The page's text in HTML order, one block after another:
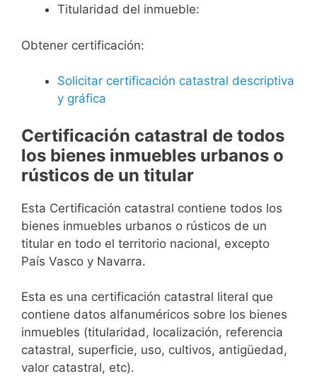
Titularidad del inmueble:
Obtener certificación:
Solicitar certificación catastral descriptiva
y gráfica
Certificación catastral de todos
los bienes inmuebles urbanos o
rústicos de un titular
Esta Certificación catastral contiene todos los
bienes inmuebles urbanos o rústicos de un
titular en todo el territorio nacional, excepto
País Vasco y Navarra.
Esta es una certificación catastral literal que
contiene datos alfanuméricos sobre los bienes
inmuebles (titularidad, localización, referencia
catastral, superficie, uso, cultivos, antigüedad,
valor catastral, etc).